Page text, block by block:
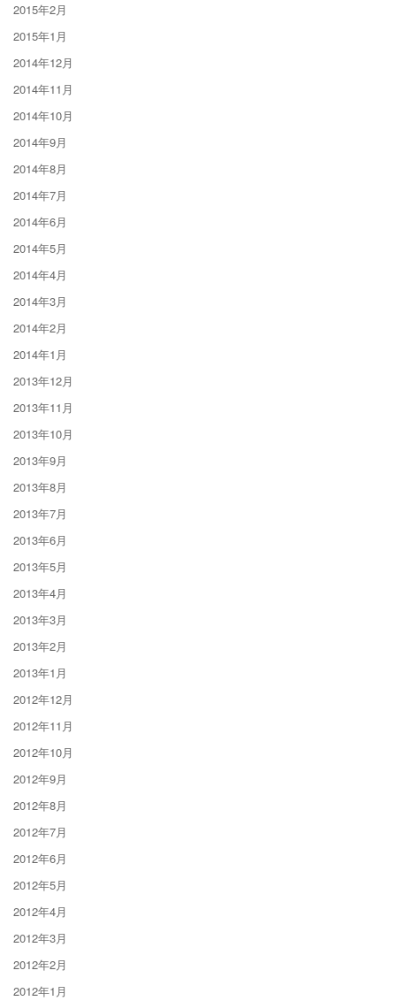
2015年2月
2015年1月
2014年12月
2014年11月
2014年10月
2014年9月
2014年8月
2014年7月
2014年6月
2014年5月
2014年4月
2014年3月
2014年2月
2014年1月
2013年12月
2013年11月
2013年10月
2013年9月
2013年8月
2013年7月
2013年6月
2013年5月
2013年4月
2013年3月
2013年2月
2013年1月
2012年12月
2012年11月
2012年10月
2012年9月
2012年8月
2012年7月
2012年6月
2012年5月
2012年4月
2012年3月
2012年2月
2012年1月